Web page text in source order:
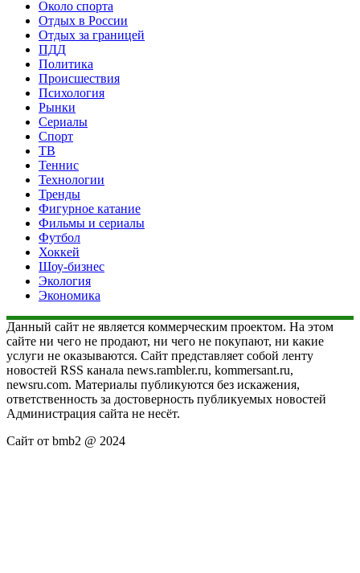
Около спорта
Отдых в России
Отдых за границей
ПДД
Политика
Происшествия
Психология
Рынки
Сериалы
Спорт
ТВ
Теннис
Технологии
Тренды
Фигурное катание
Фильмы и сериалы
Футбол
Хоккей
Шоу-бизнес
Экология
Экономика
Данный сайт не является коммерческим проектом. На этом
сайте ни чего не продают, ни чего не покупают, ни какие
услуги не оказываются. Сайт представляет собой ленту
новостей RSS канала news.rambler.ru, kommersant.ru,
newsru.com. Материалы публикуются без искажения,
ответственность за достоверность публикуемых новостей
Администрация сайта не несёт.
Сайт от bmb2 @ 2024